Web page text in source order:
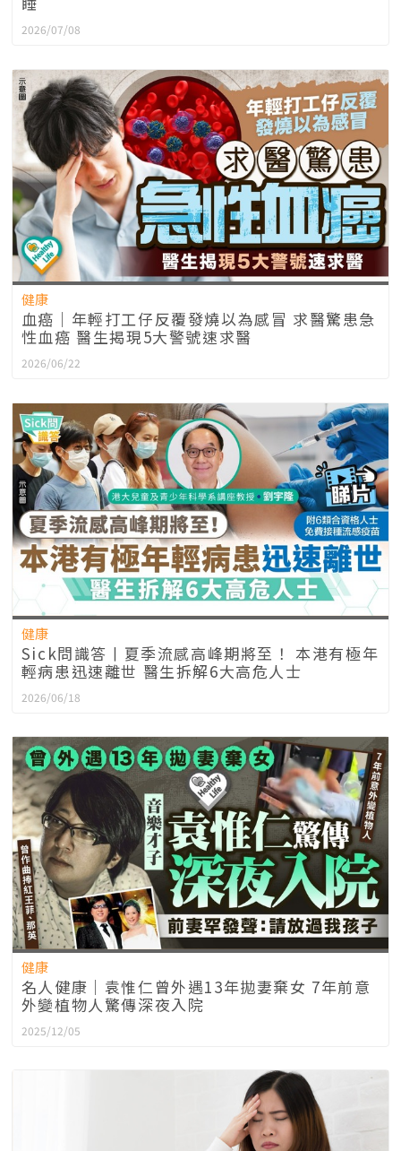
2026/07/08
健康
血癌｜年輕打工仔反覆發燒以為感冒 求醫驚患急
性血癌 醫生揭現5大警號速求醫
2026/06/22
健康
Sick問識答丨夏季流感高峰期將至！ 本港有極年
輕病患迅速離世 醫生拆解6大高危人士
2026/06/18
健康
名人健康｜袁惟仁曾外遇13年拋妻棄女 7年前意
外變植物人驚傳深夜入院
2025/12/05